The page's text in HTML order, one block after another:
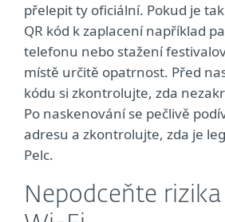
přelepit ty oficiální. Pokud je
QR kód k zaplacení například
telefonu nebo stažení
místě určitě opatrnost. Před
kódu si zkontrolujte, zda
Po naskenování se pečlivě
adresu a zkontrolujte, zda je
Pelc.
Nepodceňte